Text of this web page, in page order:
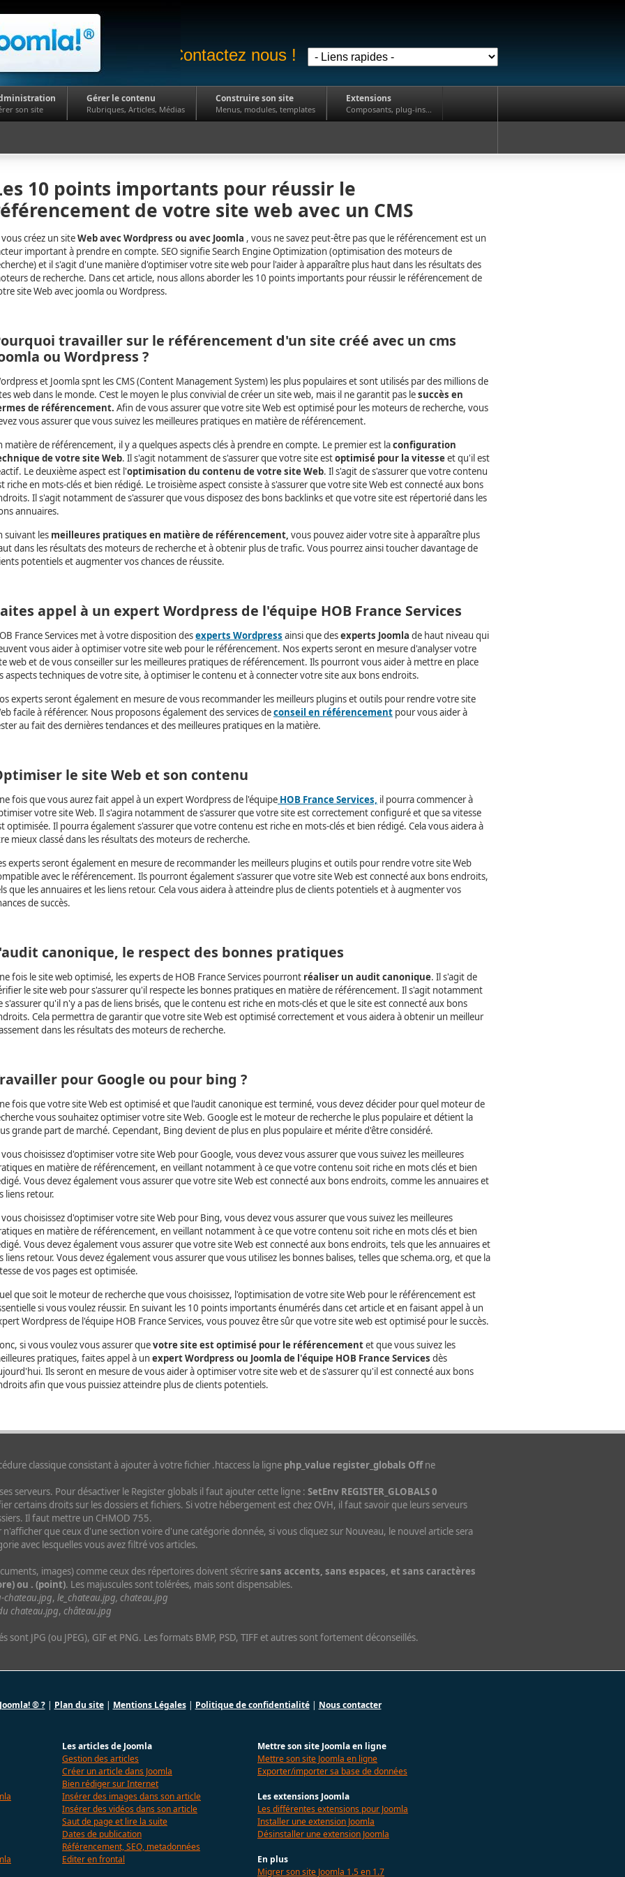
Contactez nous !
son site
Gérer le contenu
Rubriques, Articles, Médias
Construire son site
Menus, modules, templates
Extensions
Composants, plug-ins...
10 points importants pour réussir le
de votre site web avec un CMS
vous créez un siteWeb avec Wordpress ou avec Joomla , vous ne savez peut-être pas que le référencement est un
important à prendre en compte. SEO signifie Search Engine Optimization (optimisation des moteurs de
et il s'agit d'une manière d'optimiser votre site web pour l'aider à apparaître plus haut dans les résultats des
de recherche. Dans cet article, nous allons aborder les 10 points importants pour réussir le référencement de
site Web avec joomla ou Wordpress.
travailler sur le référencement d'un site créé avec un cms
ou Wordpress ?
et Joomla spnt les CMS (Content Management System) les plus populaires et sont utilisés par des millions de
web dans le monde. C'est le moyen le plus convivial de créer un site web, mais il ne garantit pas lesuccès en
de référencement. Afin de vous assurer que votre site Web est optimisé pour les moteurs de recherche, vous
vous assurer que vous suivez les meilleures pratiques en matière de référencement.
matière de référencement, il y a quelques aspects clés à prendre en compte. Le premier est laconfiguration
de votre site Web. Il s'agit notamment de s'assurer que votre site estoptimisé pour la vitesseet qu'il est
Le deuxième aspect est l'optimisation du contenu de votre site Web. Il s'agit de s'assurer que votre contenu
riche en mots-clés et bien rédigé. Le troisième aspect consiste à s'assurer que votre site Web est connecté aux bons
Il s'agit notamment de s'assurer que vous disposez des bons backlinks et que votre site est répertorié dans les
annuaires.
suivant les meilleures pratiques en matière de référencement, vous pouvez aider votre site à apparaître plus
dans les résultats des moteurs de recherche et à obtenir plus de trafic. Vous pourrez ainsi toucher davantage de
potentiels et augmenter vos chances de réussite.
appel à un expert Wordpress de l'équipe HOB France Services
France Services met à votre disposition desexperts Wordpress ainsi que desexperts Joomla de haut niveau qui
vous aider à optimiser votre site web pour le référencement. Nos experts seront en mesure d'analyser votre
web et de vous conseiller sur les meilleures pratiques de référencement. Ils pourront vous aider à mettre en place
aspects techniques de votre site, à optimiser le contenu et à connecter votre site aux bons endroits.
experts seront également en mesure de vous recommander les meilleurs plugins et outils pour rendre votre site
facile à référencer. Nous proposons également des services deconseil en référencement pour vous aider à
au fait des dernières tendances et des meilleures pratiques en la matière.
le site Web et son contenu
fois que vous aurez fait appel à un expert Wordpress de l'équipe HOB France Services, il pourra commencer à
votre site Web. Il s'agira notamment de s'assurer que votre site est correctement configuré et que sa vitesse
optimisée. Il pourra également s'assurer que votre contenu est riche en mots-clés et bien rédigé. Cela vous aidera à
mieux classé dans les résultats des moteurs de recherche.
experts seront également en mesure de recommander les meilleurs plugins et outils pour rendre votre site Web
avec le référencement. Ils pourront également s'assurer que votre site Web est connecté aux bons endroits,
que les annuaires et les liens retour. Cela vous aidera à atteindre plus de clients potentiels et à augmenter vos
de succès.
canonique, le respect des bonnes pratiques
fois le site web optimisé, les experts de HOB France Services pourront réaliser un audit canonique. Il s'agit de
le site web pour s'assurer qu'il respecte les bonnes pratiques en matière de référencement. Il s'agit notamment
s'assurer qu'il n'y a pas de liens brisés, que le contenu est riche en mots-clés et que le site est connecté aux bons
Cela permettra de garantir que votre site Web est optimisé correctement et vous aidera à obtenir un meilleur
dans les résultats des moteurs de recherche.
pour Google ou pour bing ?
fois que votre site Web est optimisé et que l'audit canonique est terminé, vous devez décider pour quel moteur de
vous souhaitez optimiser votre site Web. Google est le moteur de recherche le plus populaire et détient la
grande part de marché. Cependant, Bing devient de plus en plus populaire et mérite d'être considéré.
vous choisissez d'optimiser votre site Web pour Google, vous devez vous assurer que vous suivez les meilleures
en matière de référencement, en veillant notamment à ce que votre contenu soit riche en mots clés et bien
Vous devez également vous assurer que votre site Web est connecté aux bons endroits, comme les annuaires et
liens retour.
vous choisissez d'optimiser votre site Web pour Bing, vous devez vous assurer que vous suivez les meilleures
en matière de référencement, en veillant notamment à ce que votre contenu soit riche en mots clés et bien
Vous devez également vous assurer que votre site Web est connecté aux bons endroits, tels que les annuaires et
liens retour. Vous devez également vous assurer que vous utilisez les bonnes balises, telles que schema.org, et que la
de vos pages est optimisée.
que soit le moteur de recherche que vous choisissez, l'optimisation de votre site Web pour le référencement est
si vous voulez réussir. En suivant les 10 points importants énumérés dans cet article et en faisant appel à un
Wordpress de l'équipe HOB France Services, vous pouvez être sûr que votre site web est optimisé pour le succès.
si vous voulez vous assurer quevotre site est optimisé pour le référencementet que vous suivez les
pratiques, faites appel à un expert Wordpress ou Joomla de l'équipe HOB France Services dès
Ils seront en mesure de vous aider à optimiser votre site web et de s'assurer qu'il est connecté aux bons
afin que vous puissiez atteindre plus de clients potentiels.
classique consistant à ajouter à votre fichier .htaccess la ligne php_value register_globals Offne
serveurs. Pour désactiver le Register globals il faut ajouter cette ligne : SetEnv REGISTER_GLOBALS 0
certains droits sur les dossiers et fichiers. Si votre hébergement est chez OVH, il faut savoir que leurs serveurs
Il faut mettre un CHMOD 755.
que ceux d'une section voire d'une catégorie donnée, si vous cliquez sur Nouveau, le nouvel article sera
avec lesquelles vous avez filtré vos articles.
images) comme ceux des répertoires doivent s’écriresans accents, sans espaces, et sans caractères
ou . (point). Les majuscules sont tolérées, mais sont dispensables.
chateau.jpg, le_chateau.jpg, chateau.jpg
chateau.jpg, château.jpg
sont JPG (ou JPEG), GIF et PNG. Les formats BMP, PSD, TIFF et autres sont fortement déconseillés.
® ? | Plan du site | Mentions Légales | Politique de confidentialité | Nous contacter
Les articles de Joomla
Gestion des articles
Créer un article dans Joomla
Bien rédiger sur Internet
Insérer des images dans son article
Insérer des vidéos dans son article
Saut de page et lire la suite
Dates de publication
Référencement, SEO, metadonnées
Editer en frontal
Mettre son site Joomla en ligne
Mettre son site Joomla en ligne
Exporter/importer sa base de données
Les extensions Joomla
Les différentes extensions pour Joomla
Installer une extension Joomla
Désinstaller une extension Joomla
En plus
Migrer son site Joomla 1.5 en 1.7